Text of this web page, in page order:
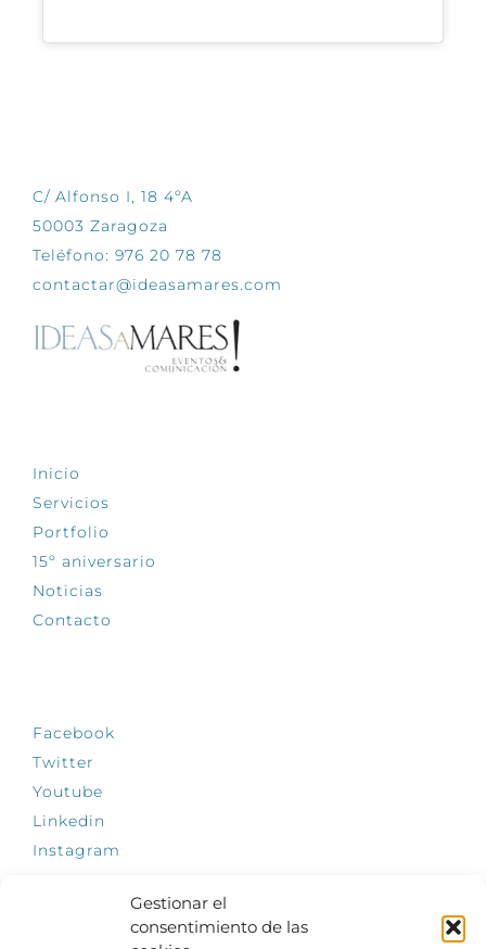
Gestionar el
consentimiento de las
C/ Alfonso I, 18 4ºA
50003 Zaragoza
Teléfono: 976 20 78 78
contactar@ideasamares.com
Inicio
Servicios
Portfolio
15º aniversario
Noticias
Contacto
Facebook
Twitter
Youtube
Linkedin
Instagram